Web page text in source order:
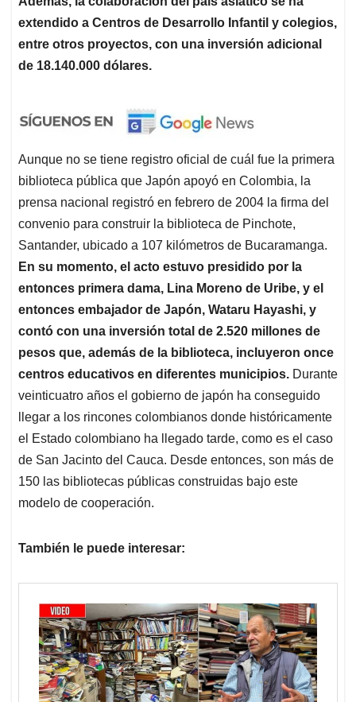
extendido a Centros de Desarrollo Infantil y colegios,
entre otros proyectos, con una inversión adicional
de 18.140.000 dólares.
Aunque no se tiene registro oficial de cuál fue la primera
biblioteca pública que Japón apoyó en Colombia, la
prensa nacional registró en febrero de 2004 la firma del
convenio para construir la biblioteca de Pinchote,
Santander, ubicado a 107 kilómetros de Bucaramanga.
En su momento, el acto estuvo presidido por la
entonces primera dama, Lina Moreno de Uribe, y el
entonces embajador de Japón, Wataru Hayashi, y
contó con una inversión total de 2.520 millones de
pesos que, además de la biblioteca, incluyeron once
centros educativos en diferentes municipios. Durante
veinticuatro años el gobierno de japón ha conseguido
llegar a los rincones colombianos donde históricamente
el Estado colombiano ha llegado tarde, como es el caso
de San Jacinto del Cauca. Desde entonces, son más de
150 las bibliotecas públicas construidas bajo este
modelo de cooperación.
También le puede interesar: